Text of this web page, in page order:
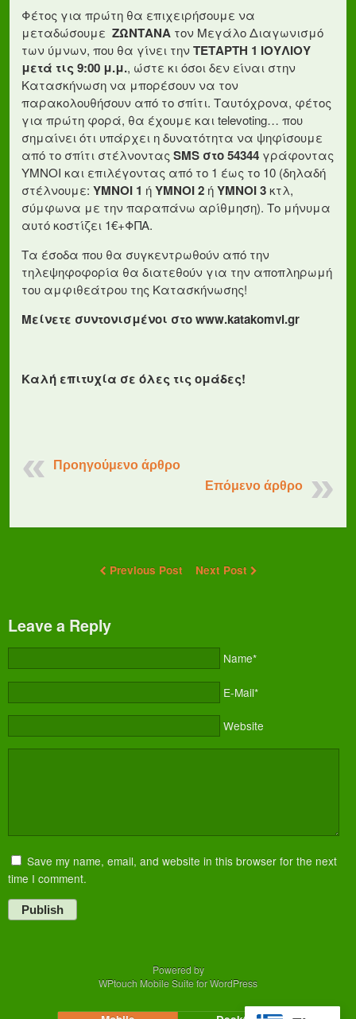
Φέτος για πρώτη θα επιχειρήσουμε να
μεταδώσουμε ΖΩΝΤΑΝΑ τον Μεγάλο Διαγωνισμό
των ύμνων, που θα γίνει την ΤΕΤΑΡΤΗ 1 ΙΟΥΛΙΟΥ
μετά τις 9:00 μ.μ., ώστε κι όσοι δεν είναι στην
Κατασκήνωση να μπορέσουν να τον
παρακολουθήσουν από το σπίτι. Ταυτόχρονα, φέτος
για πρώτη φορά, θα έχουμε και televoting… που
σημαίνει ότι υπάρχει η δυνατότητα να ψηφίσουμε
από το σπίτι στέλνοντας SMS στο 54344 γράφοντας
ΥΜΝΟΙ και επιλέγοντας από το 1 έως το 10 (δηλαδή
στέλνουμε: ΥΜΝΟΙ 1 ήΥΜΝΟΙ 2 ήΥΜΝΟΙ 3κτλ,
σύμφωνα με την παραπάνω αρίθμηση). Το μήνυμα
αυτό κοστίζει 1€+ΦΠΑ.
Τα έσοδα που θα συγκεντρωθούν από την
τηλεψηφοφορία θα διατεθούν για την αποπληρωμή
του αμφιθεάτρου της Κατασκήνωσης!
Μείνετε συντονισμένοι στο www.katakomvi.gr
Καλή επιτυχία σε όλες τις ομάδες!
Προηγούμενο άρθρο
Επόμενο άρθρο
Previous Post Next Post
Leave a Reply
Name*
E-Mail*
Website
Save my name, email, and website in this browser for the next
time I comment.
Publish
Powered by
WPtouch Mobile Suite for WordPress